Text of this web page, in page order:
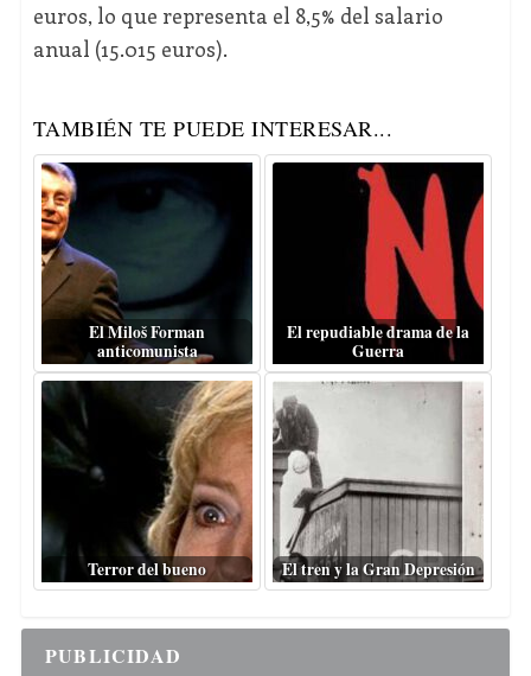
euros, lo que representa el 8,5% del salario
anual (15.015 euros).
TAMBIÉN TE PUEDE INTERESAR...
El Miloš Forman
anticomunista
El repudiable drama de la
Guerra
Terror del bueno El tren y la Gran Depresión
PUBLICIDAD